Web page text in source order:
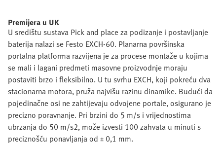
Premijera u UK
U središtu sustava Pick and place za podizanje i postavljanje
baterija nalazi se Festo EXCH-60. Planarna površinska
portalna platforma razvijena je za procese montaže u kojima
se mali i lagani predmeti masovne proizvodnje moraju
postaviti brzo i fleksibilno. U tu svrhu EXCH, koji pokreću dva
stacionarna motora, pruža najvišu razinu dinamike. Budući da
pojedinačne osi ne zahtijevaju odvojene portale, osigurano je
precizno poravnanje. Pri brzini do 5 m/s i vrijednostima
ubrzanja do 50 m/s2, može izvesti 100 zahvata u minuti s
preciznošću ponavljanja od ± 0,1 mm.